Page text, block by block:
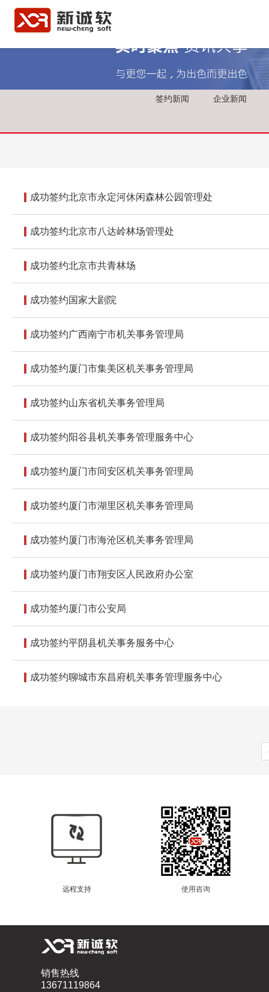
签约新闻 企业新闻
成功签约北京市永定河休闲森林公园管理处
成功签约北京市八达岭林场管理处
成功签约北京市共青林场
成功签约国家大剧院
成功签约广西南宁市机关事务管理局
成功签约厦门市集美区机关事务管理局
成功签约山东省机关事务管理局
成功签约阳谷县机关事务管理服务中心
成功签约厦门市同安区机关事务管理局
成功签约厦门市湖里区机关事务管理局
成功签约厦门市海沧区机关事务管理局
成功签约厦门市翔安区人民政府办公室
成功签约厦门市公安局
成功签约平阴县机关事务服务中心
成功签约聊城市东昌府机关事务管理服务中心
远程支持 使用咨询
销售热线
13671119864